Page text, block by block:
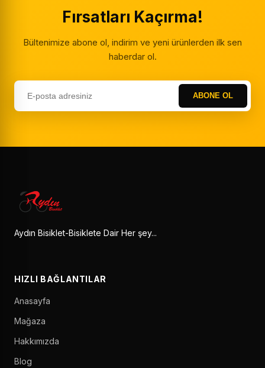
Fırsatları Kaçırma!
Bültenimize abone ol, indirim ve yeni ürünlerden ilk sen
haberdar ol.
ABONE OL
Aydın Bisiklet-Bisiklete Dair Her şey...
HIZLI BAĞLANTILAR
Anasayfa
Mağaza
Hakkımızda
Blog